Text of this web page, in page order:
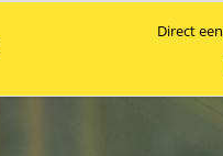
Direct